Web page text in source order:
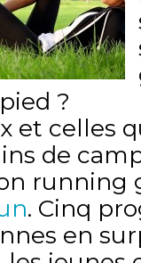
?
et celles
de
running
. Cinq
en